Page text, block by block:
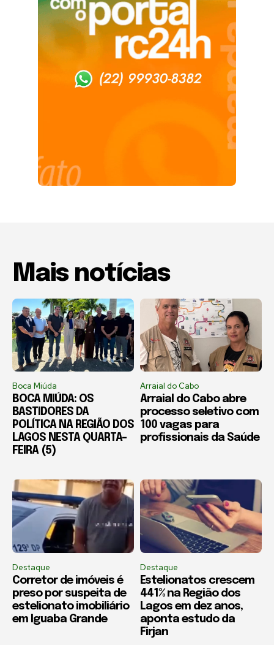
Mais notícias
Boca Miúda
BOCA MIÚDA: OS
BASTIDORES DA
POLÍTICA NA REGIÃO DOS
LAGOS NESTA QUARTA-
FEIRA (5)
Arraial do Cabo
Arraial do Cabo abre
processo seletivo com
100 vagas para
profissionais da Saúde
Destaque
Corretor de imóveis é
preso por suspeita de
estelionato imobiliário
em Iguaba Grande
Destaque
Estelionatos crescem
441% na Região dos
Lagos em dez anos,
aponta estudo da
Firjan